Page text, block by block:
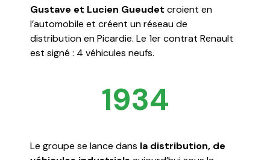
Gustave et Lucien Gueudet croient en
l’automobile et créent un réseau de
distribution en Picardie. Le 1er contrat Renault
est signé : 4 véhicules neufs.
1934
Le groupe se lance dans la distribution, de